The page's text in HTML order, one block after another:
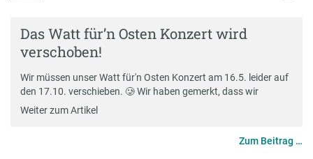
Das Watt für’n Osten Konzert wird
verschoben!
Wir müssen unser Watt für'n Osten Konzert am 16.5. leider auf
den 17.10. verschieben. 🥲 Wir haben gemerkt, dass wir
Weiter zum Artikel
Zum Beitrag …